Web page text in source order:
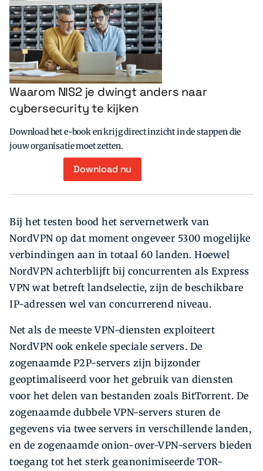
Waarom NIS2 je dwingt anders naar
cybersecurity te kijken
Download het e-book en krijg direct inzicht in de stappen die
jouw organisatie moet zetten.
Download nu
Bij het testen bood het servernetwerk van
NordVPN op dat moment ongeveer 5300 mogelijke
verbindingen aan in totaal 60 landen. Hoewel
NordVPN achterblijft bij concurrenten als Express
VPN wat betreft landselectie, zijn de beschikbare
IP-adressen wel van concurrerend niveau.
Net als de meeste VPN-diensten exploiteert
NordVPN ook enkele speciale servers. De
zogenaamde P2P-servers zijn bijzonder
geoptimaliseerd voor het gebruik van diensten
voor het delen van bestanden zoals BitTorrent. De
zogenaamde dubbele VPN-servers sturen de
gegevens via twee servers in verschillende landen,
en de zogenaamde onion-over-VPN-servers bieden
toegang tot het sterk geanonimiseerde TOR-